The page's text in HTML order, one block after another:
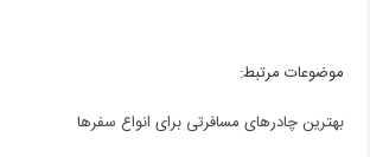
موضوعات مرتبط:
بهترین چادرهای مسافرتی برای انواع سفرها